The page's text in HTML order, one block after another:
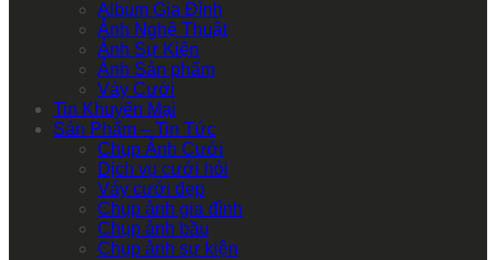
Album Gia Đình
Ảnh Nghệ Thuật
Ảnh Sự Kiện
Ảnh Sản phẩm
Váy Cưới
Tin Khuyến Mại
Sản Phẩm – Tin Tức
Chụp Ảnh Cưới
Dịch vụ cưới hỏi
Váy cưới đẹp
Chụp ảnh gia đình
Chụp ảnh bầu
Chụp ảnh sự kiện